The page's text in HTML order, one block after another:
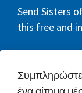
Send Sisters
this free and
Συμπληρώστε